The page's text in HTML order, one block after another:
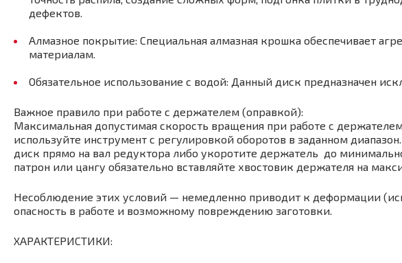
дефектов.
Алмазное покрытие: Специальная алмазная крошка обеспечивает
материалам.
Обязательное использование с водой: Данный диск предназначен
Важное правило при работе с держателем (оправкой):
Максимальная допустимая скорость вращения при работе с
используйте инструмент с регулировкой оборотов в заданном
диск прямо на вал редуктора либо укоротите держатель до
патрон или цангу обязательно вставляйте хвостовик держателя на
Несоблюдение этих условий — немедленно приводит к деформации
опасность в работе и возможному повреждению заготовки.
ХАРАКТЕРИСТИКИ: